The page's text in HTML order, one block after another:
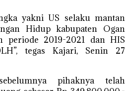
yakni US selaku mantan
Hidup kabupaten Ogan
periode 2019-2021 dan HIS
tegas Kajari, Senin 27
pihaknya telah